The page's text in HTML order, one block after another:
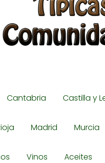
Cantabria Castilla y
Madrid Murcia
Vinos Aceites